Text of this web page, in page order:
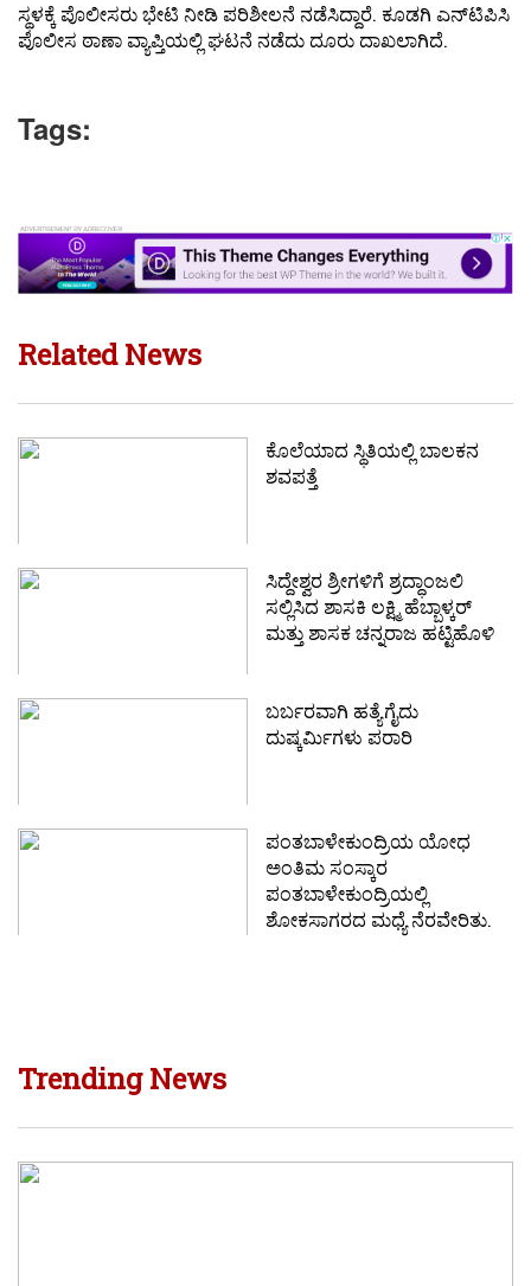
ಸ್ಥಳಕ್ಕೆ ಪೊಲೀಸರು ಭೇಟಿ ನೀಡಿ ಪರಿಶೀಲನೆ ನಡೆಸಿದ್ದಾರೆ. ಕೂಡಗಿ ಎನ್‌ಟಿಪಿಸಿ
ಪೊಲೀಸ ಠಾಣಾ ವ್ಯಾಪ್ತಿಯಲ್ಲಿ ಘಟನೆ ನಡೆದು ದೂರು ದಾಖಲಾಗಿದೆ.
Tags:
Related News
ಕೊಲೆಯಾದ ಸ್ಥಿತಿಯಲ್ಲಿ‌ ಬಾಲಕನ
ಶವಪತ್ತೆ
ಸಿದ್ದೇಶ್ವರ ಶ್ರೀಗಳಿಗೆ ಶ್ರದ್ಧಾಂಜಲಿ
ಸಲ್ಲಿಸಿದ ಶಾಸಕಿ ಲಕ್ಷ್ಮಿ ಹೆಬ್ಬಾಳ್ಕರ್
ಮತ್ತು ಶಾಸಕ ಚನ್ನರಾಜ ಹಟ್ಟಿಹೊಳಿ
ಬರ್ಬರವಾಗಿ ಹತ್ಯೆಗೈದು
ದುಷ್ಕರ್ಮಿಗಳು ಪರಾರಿ
ಪಂತಬಾಳೇಕುಂದ್ರಿಯ ಯೋಧ
ಅಂತಿಮ ಸಂಸ್ಕಾರ
ಪಂತಬಾಳೇಕುಂದ್ರಿಯಲ್ಲಿ
ಶೋಕಸಾಗರದ ಮಧ್ಯೆ ನೆರವೇರಿತು.
Trending News